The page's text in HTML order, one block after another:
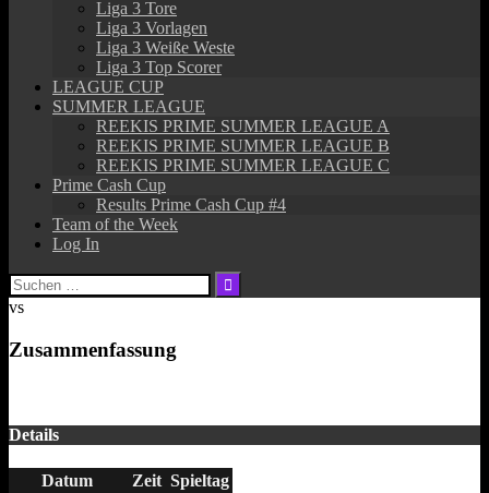
Liga 3 Tore
Liga 3 Vorlagen
Liga 3 Weiße Weste
Liga 3 Top Scorer
LEAGUE CUP
SUMMER LEAGUE
REEKIS PRIME SUMMER LEAGUE A
REEKIS PRIME SUMMER LEAGUE B
REEKIS PRIME SUMMER LEAGUE C
Prime Cash Cup
Results Prime Cash Cup #4
Team of the Week
Log In
Suchen
nach:
vs
Zusammenfassung
Details
Datum Zeit Spieltag